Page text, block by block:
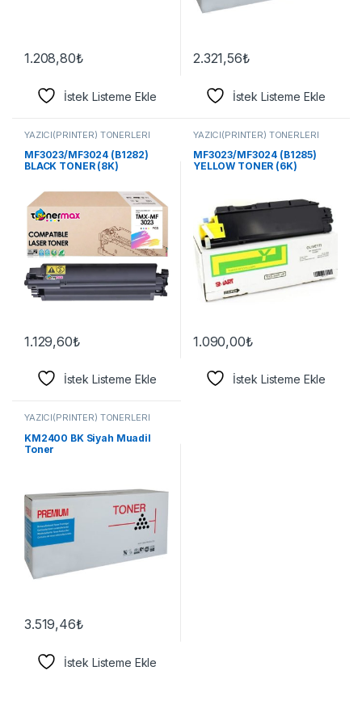
1.208,80₺
İstek Listeme Ekle
2.321,56₺
İstek Listeme Ekle
YAZICI(PRİNTER) TONERLERİ
MF3023/MF3024 (B1282)
BLACK TONER (8K)
1.129,60₺
İstek Listeme Ekle
YAZICI(PRİNTER) TONERLERİ
MF3023/MF3024 (B1285)
YELLOW TONER (6K)
1.090,00₺
İstek Listeme Ekle
YAZICI(PRİNTER) TONERLERİ
KM2400 BK Siyah Muadil
Toner
3.519,46₺
İstek Listeme Ekle